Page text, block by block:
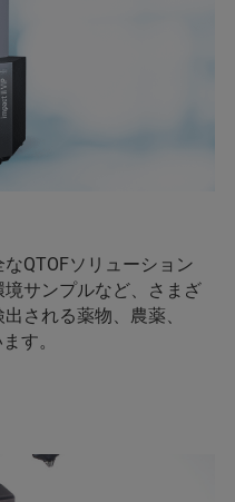
QTOFソリューション
サンプルなど、さまざ
される薬物、農薬、
す。